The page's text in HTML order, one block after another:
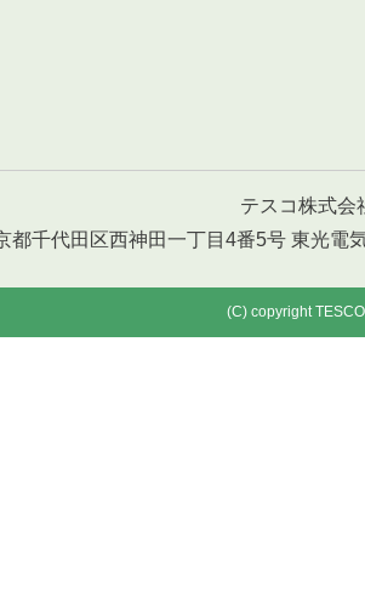
テスコ株式会
都千代田区西神田一丁目4番5号 東光
(C) copyright